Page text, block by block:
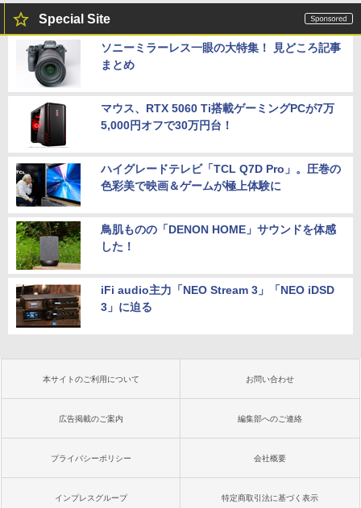
Special Site
ソニーミラーレス一眼の大特集！ 見どころ記事
まとめ
マウス、RTX 5060 Ti搭載ゲーミングPCが7万
5,000円オフで30万円台！
ハイグレードテレビ「TCL Q7D Pro」。圧巻の
色彩美で映画＆ゲームが極上体験に
鳥肌ものの「DENON HOME」サウンドを体感
した！
iFi audio主力「NEO Stream 3」「NEO iDSD
3」に迫る
本サイトのご利用について お問い合わせ
広告掲載のご案内 編集部へのご連絡
プライバシーポリシー 会社概要
インプレスグループ 特定商取引法に基づく表示